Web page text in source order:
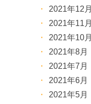
2021年12月
2021年11月
2021年10月
2021年8月
2021年7月
2021年6月
2021年5月